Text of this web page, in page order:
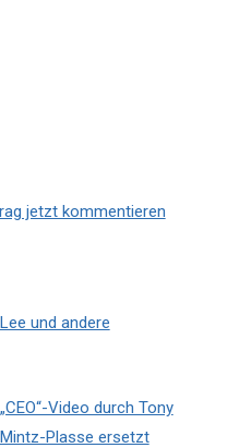
jetzt kommentieren
und andere
Video durch Tony
Plasse ersetzt